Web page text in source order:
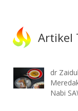
Artikel
dr
Nabi